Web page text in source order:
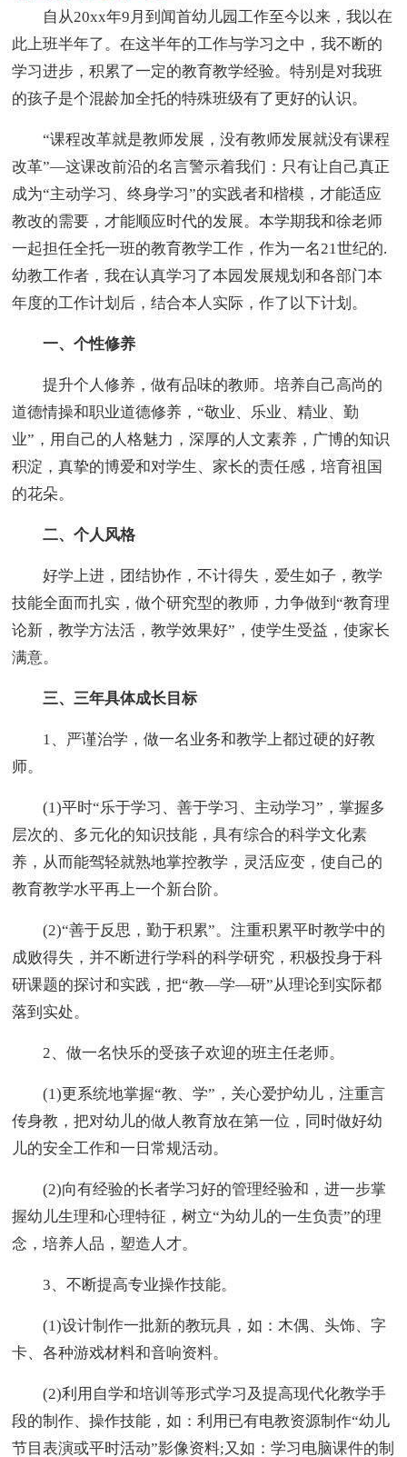
自从20xx年9月到闻首幼儿园工作至今以来，我以在
此上班半年了。在这半年的工作与学习之中，我不断的
学习进步，积累了一定的教育教学经验。特别是对我班
的孩子是个混龄加全托的特殊班级有了更好的认识。
“课程改革就是教师发展，没有教师发展就没有课程
改革”—这课改前沿的名言警示着我们：只有让自己真正
成为“主动学习、终身学习”的实践者和楷模，才能适应
教改的需要，才能顺应时代的发展。本学期我和徐老师
一起担任全托一班的教育教学工作，作为一名21世纪的.
幼教工作者，我在认真学习了本园发展规划和各部门本
年度的工作计划后，结合本人实际，作了以下计划。
一、个性修养
提升个人修养，做有品味的教师。培养自己高尚的
道德情操和职业道德修养，“敬业、乐业、精业、勤
业”，用自己的人格魅力，深厚的人文素养，广博的知识
积淀，真挚的博爱和对学生、家长的责任感，培育祖国
的花朵。
二、个人风格
好学上进，团结协作，不计得失，爱生如子，教学
技能全面而扎实，做个研究型的教师，力争做到“教育理
论新，教学方法活，教学效果好”，使学生受益，使家长
满意。
三、三年具体成长目标
1、严谨治学，做一名业务和教学上都过硬的好教
师。
(1)平时“乐于学习、善于学习、主动学习”，掌握多
层次的、多元化的知识技能，具有综合的科学文化素
养，从而能驾轻就熟地掌控教学，灵活应变，使自己的
教育教学水平再上一个新台阶。
(2)“善于反思，勤于积累”。注重积累平时教学中的
成败得失，并不断进行学科的科学研究，积极投身于科
研课题的探讨和实践，把“教—学—研”从理论到实际都
落到实处。
2、做一名快乐的受孩子欢迎的班主任老师。
(1)更系统地掌握“教、学”，关心爱护幼儿，注重言
传身教，把对幼儿的做人教育放在第一位，同时做好幼
儿的安全工作和一日常规活动。
(2)向有经验的长者学习好的管理经验和，进一步掌
握幼儿生理和心理特征，树立“为幼儿的一生负责”的理
念，培养人品，塑造人才。
3、不断提高专业操作技能。
(1)设计制作一批新的教玩具，如：木偶、头饰、字
卡、各种游戏材料和音响资料。
(2)利用自学和培训等形式学习及提高现代化教学手
段的制作、操作技能，如：利用已有电教资源制作“幼儿
节目表演或平时活动”影像资料;又如：学习电脑课件的制